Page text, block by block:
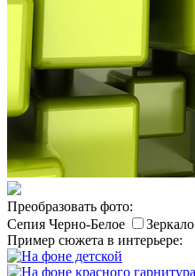
Преобразовать фото:
Сепия Черно-Белое
Зеркало
Пример сюжета в интерьере: